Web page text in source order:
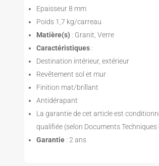
Epaisseur 8 mm
Poids 1,7 kg/carreau
Matière(s) : Granit, Verre
Caractéristiques :
Destination intérieur, extérieur
Revêtement sol et mur
Finition mat/brillant
Antidérapant
La garantie de cet article est
qualifiée (selon Documents Techniques
Garantie : 2 ans